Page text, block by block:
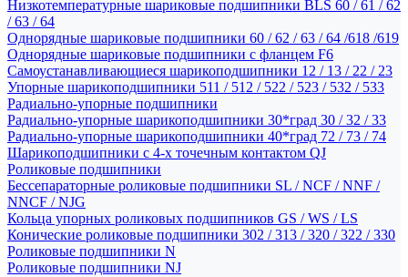
Низкотемпературные шариковые подшипники BLS 60 / 61 / 62
/ 63 / 64
Однорядные шариковые подшипники 60 / 62 / 63 / 64 /618 /619
Однорядные шариковые подшипники с фланцем F6
Самоустанавливающиеся шарикоподшипники 12 / 13 / 22 / 23
Упорные шарикоподшипники 511 / 512 / 522 / 523 / 532 / 533
Радиально-упорные подшипники
Радиально-упорные шарикоподшипники 30*град 30 / 32 / 33
Радиально-упорные шарикоподшипники 40*град 72 / 73 / 74
Шарикоподшипники с 4-х точечным контактом QJ
Роликовые подшипники
Бессепараторные роликовые подшипники SL / NCF / NNF /
NNCF / NJG
Кольца упорных роликовых подшипников GS / WS / LS
Конические роликовые подшипники 302 / 313 / 320 / 322 / 330
Роликовые подшипники N
Роликовые подшипники NJ